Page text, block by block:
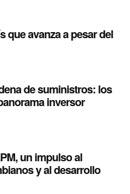
que avanza a pesar del
de suministros: los
inversor
un impulso al
y al desarrollo